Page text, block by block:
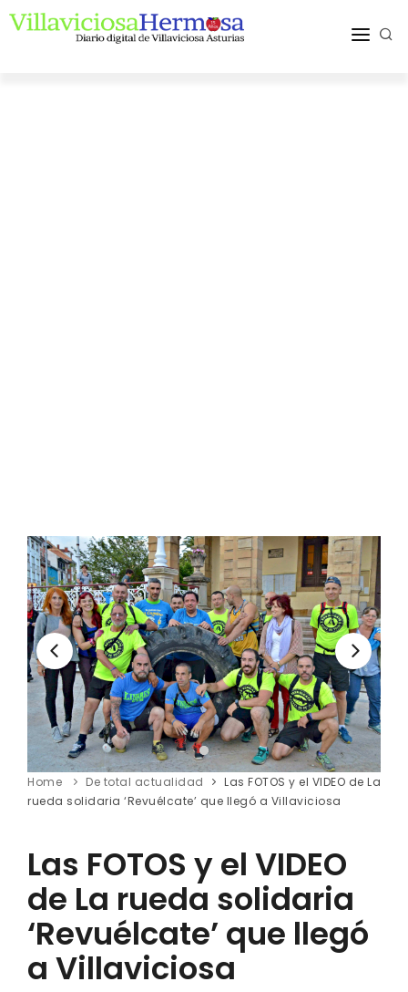
Home De total actualidad
Las FOTOS y el VIDEO de La
rueda solidaria ‘Revuélcate’ que llegó a Villaviciosa
Las FOTOS y el VIDEO
de La rueda solidaria
‘Revuélcate’ que llegó
a Villaviciosa